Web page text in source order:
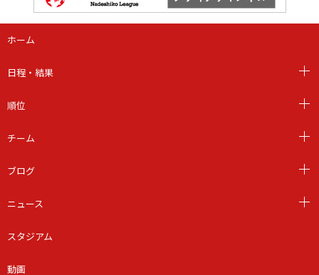
ホーム
日程・結果
順位
チーム
ブログ
ニュース
スタジアム
動画